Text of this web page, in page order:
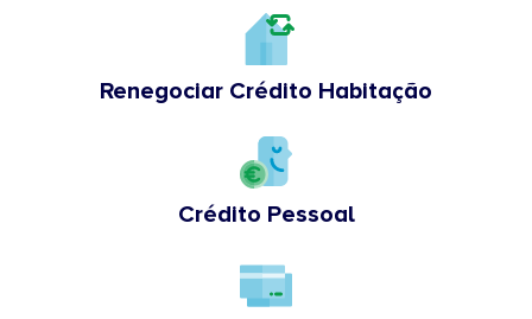
Renegociar Crédito Habitação
Crédito Pessoal